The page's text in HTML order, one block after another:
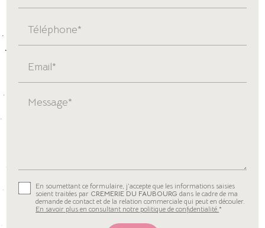
Téléphone*
Email*
Message*
En soumettant ce formulaire, j'accepte que les informations saisies
soient traitées par CREMERIE DU FAUBOURG dans le cadre de ma
demande de contact et de la relation commerciale qui peut en découler.
En savoir plus en consultant notre politique de confidentialité. *